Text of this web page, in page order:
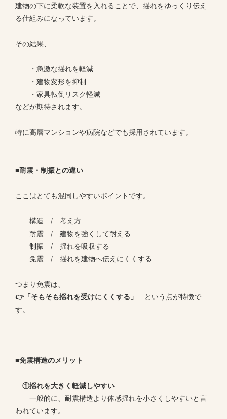
建物の下に柔軟な装置を入れることで、揺れをゆっくり伝え
る仕組みになっています。
その結果、
・急激な揺れを軽減
・建物変形を抑制
・家具転倒リスク軽減
などが期待されます。
特に高層マンションや病院などでも採用されています。
■耐震・制振との違い
ここはとても混同しやすいポイントです。
構造 / 考え方
耐震 / 建物を強くして耐える
制振 / 揺れを吸収する
免震 / 揺れを建物へ伝えにくくする
つまり免震は、
👉「そもそも揺れを受けにくくする」
という点が特徴で
す。
■免震構造のメリット
①揺れを大きく軽減しやすい
一般的に、耐震構造より体感揺れを小さくしやすいと言
われています。